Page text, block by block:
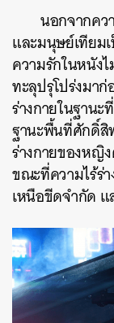
นอกจากค
และมนุษย์เทียม
ความรักในหนัง
ทะลุปรุโปร่งมา
ร่างกายในฐาน
ฐานะพื้นที่ศักดิ์สิ
ร่างกายของหญิ
ขณะที่ความไร้ร่
เหนือขีดจำกัด แ